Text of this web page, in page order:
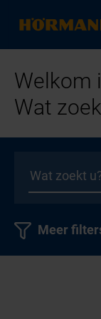
Welkom
Wat
Meer